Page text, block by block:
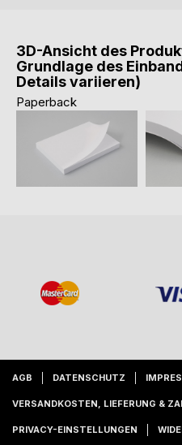
3D-Ansicht des
Grundlage des
Details variieren)
Paperback
AGB DATENSCHUTZ
VERSANDKOSTEN, LIEFERUNG &
PRIVACY-EINSTELLUNGEN